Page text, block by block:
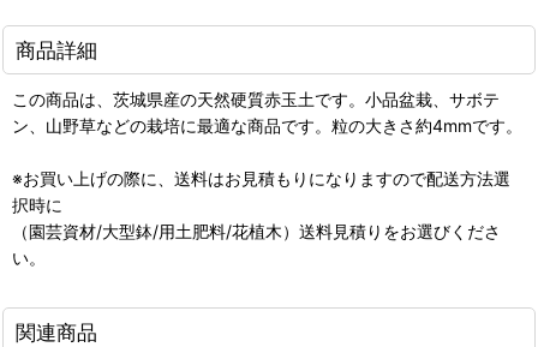
商品詳細
この商品は、茨城県産の天然硬質赤玉土です。小品盆栽、サボテ
ン、山野草などの栽培に最適な商品です。粒の大きさ約4mmです。
※お買い上げの際に、送料はお見積もりになりますので配送方法選
択時に
（園芸資材/大型鉢/用土肥料/花植木）送料見積りをお選びくださ
い。
関連商品